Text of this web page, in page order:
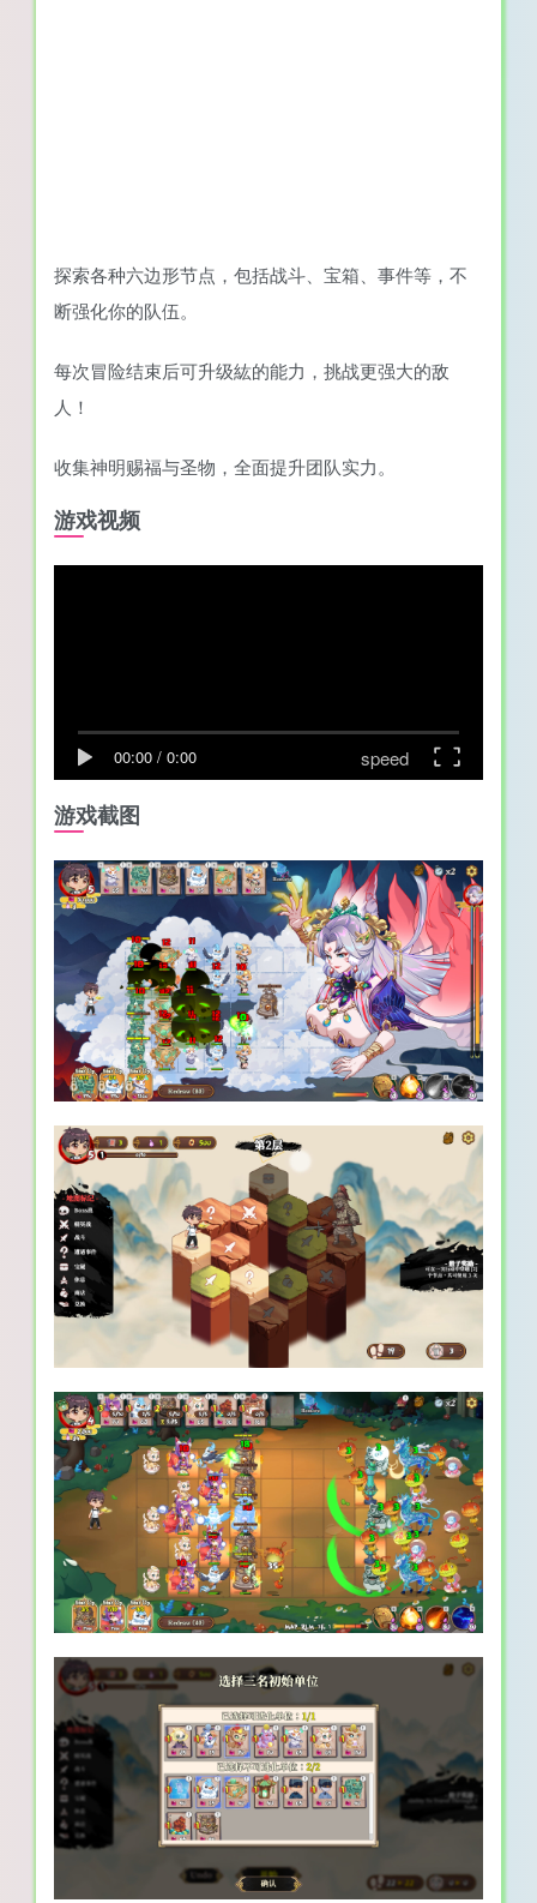
探索各种六边形节点，包括战斗、宝箱、事件等，不
断强化你的队伍。
每次冒险结束后可升级紘的能力，挑战更强大的敌
人！
收集神明赐福与圣物，全面提升团队实力。
游戏视频
00:00 / 0:00 speed
游戏截图